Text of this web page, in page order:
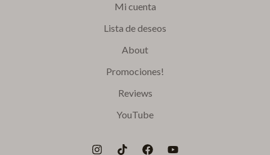
Mi cuenta
Lista de deseos
About
Promociones!
Reviews
YouTube